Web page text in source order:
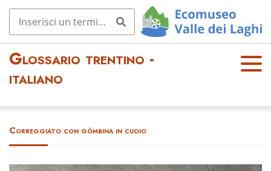
Glossario trentino -
italiano
OPE
Correggiato con gómbina in cuoio